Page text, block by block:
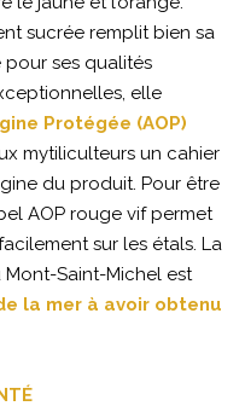
sucrée remplit bien sa
ses qualités
elle
Protégée (AOP)
mytiliculteurs un cahier
du produit. Pour être
AOP rouge vif permet
sur les étals. La
Saint-Michel est
la mer à avoir obtenu